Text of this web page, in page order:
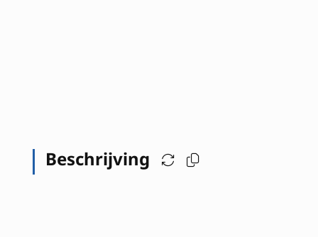
Beschrijving